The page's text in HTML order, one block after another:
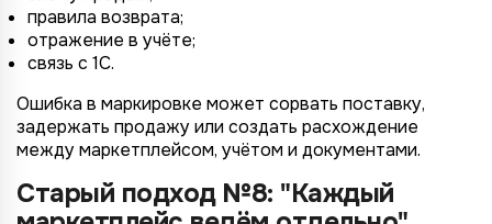
правила возврата;
отражение в учёте;
связь с 1С.
Ошибка в маркировке может сорвать поставку,
задержать продажу или создать расхождение
между маркетплейсом, учётом и документами.
Старый подход №8: "Каждый